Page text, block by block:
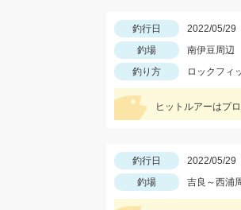
釣行日 2022/05/29
釣場
南伊豆周辺
釣り方
ロックフィ
ヒットルアーはプ
釣行日 2022/05/29
釣場
吉良～西浦